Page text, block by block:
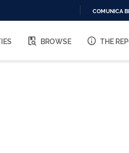
O
COMUNICA
BROWSE THE